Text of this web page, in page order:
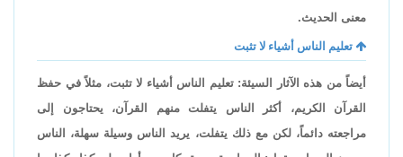
معنى الحديث.
تعليم الناس أشياء لا تثبت
أيضاً من هذه الآثار السيئة: تعليم الناس أشياء لا تثبت، مثلاً في حفظ
القرآن الكريم، أكثر الناس يتفلت منهم القرآن، يحتاجون إلى
مراجعته دائماً، لكن مع ذلك يتفلت، يريد الناس وسيلة سهلة، الناس